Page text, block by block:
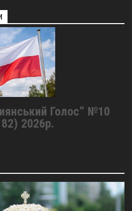
Голос” №10
2026р.